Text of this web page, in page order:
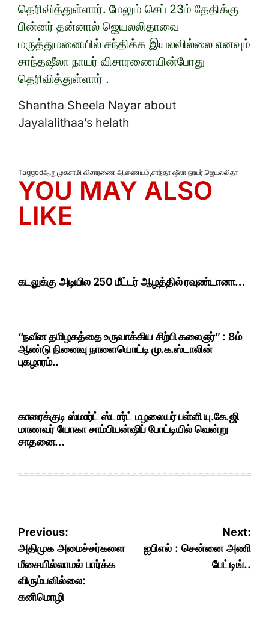
தெரிவித்துள்ளார். மேலும் செப் 23ம் தேதிக்கு
பின்னர் தன்னால் ஜெயலலிதாவை
மருத்துமனையில் சந்திக்க இயலவில்லை எனவும்
சாந்தஷீலா நாயர் விசாரணையின்போது
தெரிவித்துள்ளார் .
Shantha Sheela Nayar about
Jayalalithaa’s helath
Taggedஆறுமுகசாமி விசாரணை ஆணையம்,சாந்தா ஷீலா நாயர்,ஜெயலலிதா
YOU MAY ALSO
LIKE
கடலுக்கு அடியில 250 மீட்டர் ஆழத்தில் ரவுண்டானா…
“நவீன தமிழகத்தை உருவாக்கிய சிற்பி கலைஞர்” : 8ம்
ஆண்டு நினைவு நாளையொட்டி மு.க.ஸ்டாலின்
புகழாரம்..
காரைக்குடி ஸ்மார்ட் ஸ்டார்ட் மழலையர் பள்ளி யு.கே.ஜி
மாணவர் யோகா சாம்பியன்ஷிப் போட்டியில் வென்று
சாதனை…
Post
navigation
Previous:
அதிமுக அமைச்சர்களை
மீசையில்லாமல் பார்க்க
விரும்பவில்லை:
கனிமொழி
Next:
ஐபிஎல் : சென்னை அணி
பேட்டிங்..